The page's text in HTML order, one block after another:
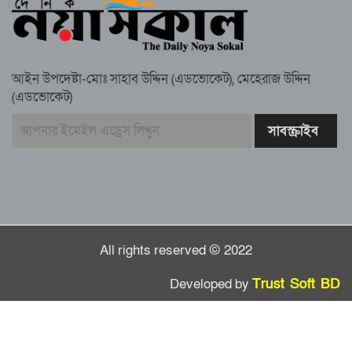
গাউসিয়া কমিটির সম্পাদক কামাল হোসাইনের
স্মরণ সভায় মিলাদ ও দোয়া
কামরুল কাননের ছবি বিকৃত করে অপপ্রচারের
বাংলাদেশ আজ দুই ভাগে বিভক্ত—একটি
আইন উপদেষ্টা-মোঃ সাহাব উদ্দিন (এডভোকেট), মেহেরাজ উদ্দিন
(এডভোকেট)
All rights reserved © 2022
Developed by Trust Soft BD